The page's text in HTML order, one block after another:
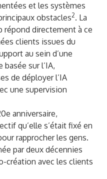
et les systèmes
obstacles2. La
répond directement à ce
clients issues du
au sein d’une
sur l’IA,
de déployer l’IA
une supervision
anniversaire,
qu’elle s’était fixé en
rapprocher les gens.
par deux décennies
création avec les clients